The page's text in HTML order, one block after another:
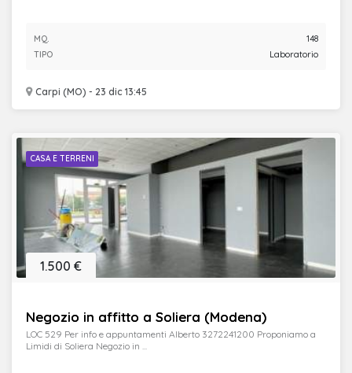
Carpi (MO) - 23 dic 13:45
MQ.
148
TIPO
Laboratorio
CASA E TERRENI
Negozio in affitto a Soliera (Modena)
1.500 €
LOC 529 Per info e appuntamenti Alberto 3272241200 Proponiamo a
Limidi di Soliera Negozio in ...